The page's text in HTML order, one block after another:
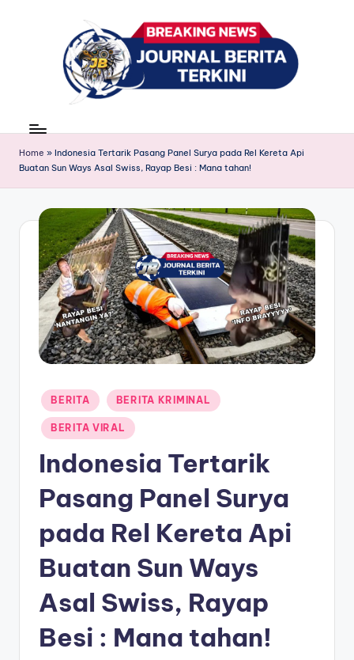
r
n
a
B
ri
news
Home » Indonesia Tertarik Pasang Panel Surya pada Rel Kereta Api
Buatan Sun Ways Asal Swiss, Rayap Besi : Mana tahan!
Posted
in
BERITA BERITA KRIMINAL
BERITA VIRAL
Indonesia Tertarik
Pasang Panel Surya
pada Rel Kereta Api
Buatan Sun Ways
Asal Swiss, Rayap
Besi : Mana tahan!